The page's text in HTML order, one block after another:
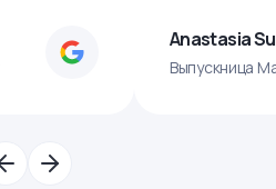
Anastasia
Выпускница